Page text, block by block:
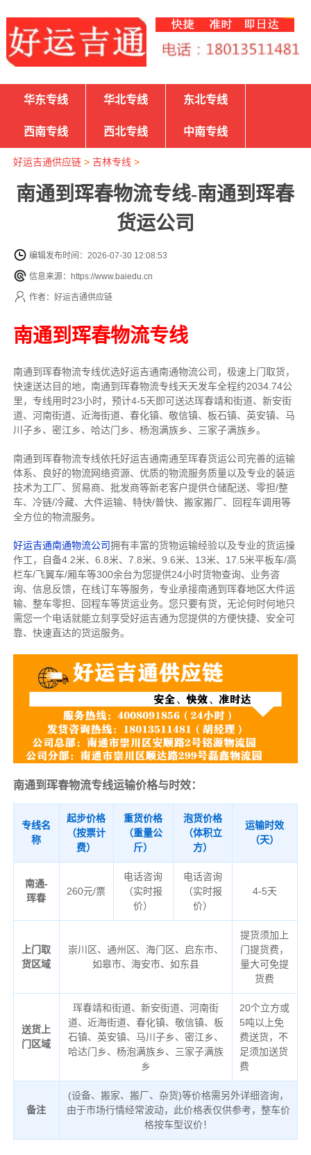
华东专线 华北专线 东北专线
西南专线 西北专线 中南专线
好运吉通供应链> 吉林专线 >
南通到珲春物流专线-南通到珲春
货运公司
编辑发布时间：2026-07-30 12:08:53
信息来源：https://www.baiedu.cn
作者：好运吉通供应链
南通到珲春物流专线
南通到珲春物流专线优选好运吉通南通物流公司，极速上门取货，
快速送达目的地，南通到珲春物流专线天天发车全程约2034.74公
里，专线用时23小时，预计4-5天即可送达珲春靖和街道、新安街
道、河南街道、近海街道、春化镇、敬信镇、板石镇、英安镇、马
川子乡、密江乡、哈达门乡、杨泡满族乡、三家子满族乡。
南通到珲春物流专线依托好运吉通南通至珲春货运公司完善的运输
体系、良好的物流网络资源、优质的物流服务质量以及专业的装运
技术为工厂、贸易商、批发商等新老客户提供仓储配送、零担/整
车、冷链/冷藏、大件运输、特快/普快、搬家搬厂、回程车调用等
全方位的物流服务。
好运吉通南通物流公司拥有丰富的货物运输经验以及专业的货运操
作工，自备4.2米、6.8米、7.8米、9.6米、13米、17.5米平板车/高
栏车/飞翼车/厢车等300余台为您提供24小时货物查询、业务咨
询、信息反馈，在线订车等服务， 专业承接南通到珲春地区大件运
输、整车零担、回程车等货运业务。 您只要有货，无论何时何地只
需您一个电话就能立刻享受好运吉通为您提供的方便快捷、安全可
靠、快速直达的货运服务。
南通到珲春物流专线运输价格与时效：
专线名
称
起步价格
（按票计
费）
重货价格
（重量公
斤）
泡货价格
（体积立
方）
运输时效
（天）
南通-
珲春
260元/票
电话咨询
（实时报
价）
电话咨询
（实时报
价）
4-5天
上门取
货区域
崇川区、通州区、海门区、启东市、
如皋市、海安市、如东县
提货须加上
门提货费，
量大可免提
货费
送货上
门区域
珲春靖和街道、新安街道、河南街
道、近海街道、春化镇、敬信镇、板
石镇、英安镇、马川子乡、密江乡、
哈达门乡、杨泡满族乡、三家子满族
乡
20个立方或
5吨以上免
费送货，不
足须加送货
费
备注
(设备、搬家、搬厂、杂货)等价格需另外详细咨询，
由于市场行情经常波动，此价格表仅供参考，整车价
格按车型议价！